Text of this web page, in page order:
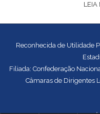
LEIA
Reconhecida de Utilidade
Filiada: Confederação
Câmaras de Dirigentes